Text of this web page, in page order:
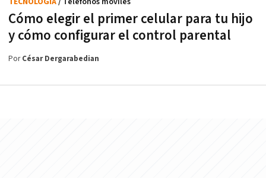
Cómo elegir el primer celular para tu hijo
y cómo configurar el control parental
PorCésar Dergarabedian